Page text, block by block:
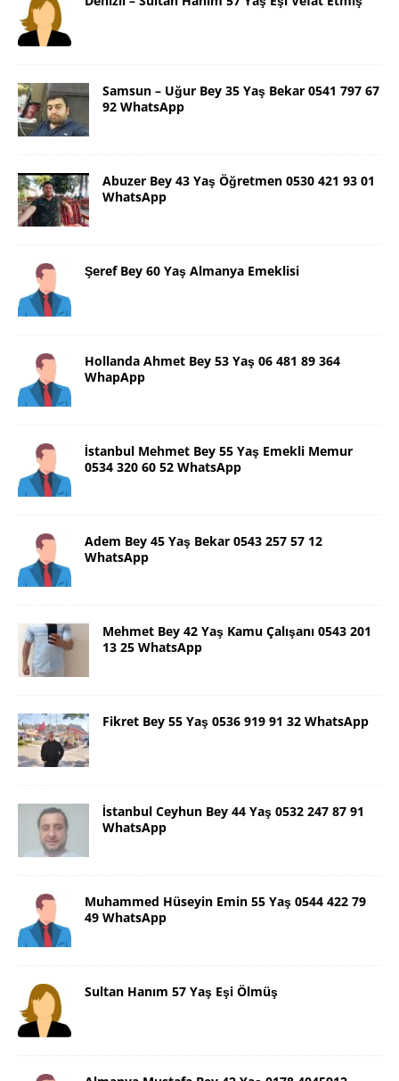
Samsun – Uğur Bey 35 Yaş Bekar 0541 797 67
92 WhatsApp
Abuzer Bey 43 Yaş Öğretmen 0530 421 93 01
WhatsApp
Şeref Bey 60 Yaş Almanya Emeklisi
Hollanda Ahmet Bey 53 Yaş 06 481 89 364
WhapApp
İstanbul Mehmet Bey 55 Yaş Emekli Memur
0534 320 60 52 WhatsApp
Adem Bey 45 Yaş Bekar 0543 257 57 12
WhatsApp
Mehmet Bey 42 Yaş Kamu Çalışanı 0543 201
13 25 WhatsApp
Fikret Bey 55 Yaş 0536 919 91 32 WhatsApp
İstanbul Ceyhun Bey 44 Yaş 0532 247 87 91
WhatsApp
Muhammed Hüseyin Emin 55 Yaş 0544 422 79
49 WhatsApp
Sultan Hanım 57 Yaş Eşi Ölmüş